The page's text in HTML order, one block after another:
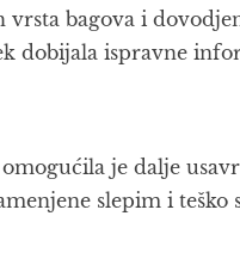
vrsta bagova i
dobijala ispravne
omogućila je dalje
slepim i teško